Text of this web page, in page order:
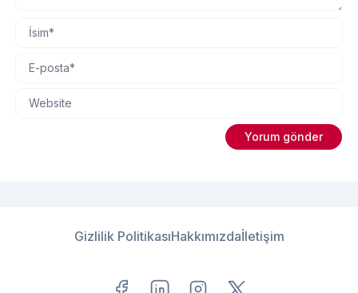
Gizlilik PolitikasıHakkımızdaİletişim